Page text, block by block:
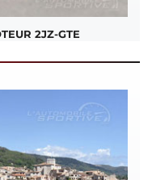
2JZ-GTE